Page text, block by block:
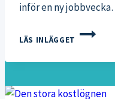
inför en ny
LÄS INLÄGGET
NY